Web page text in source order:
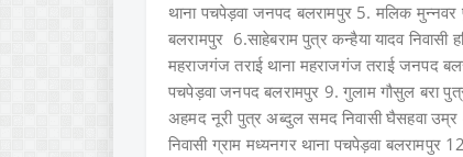
थाना पचपेड़वा जनपद बलरामपुर 5. मलिक मुन्नवर
बलरामपुर 6.साहेबराम पुत्र कन्हैया यादव निवासी
महराजगंज तराई थाना महराजगंज तराई जनपद
पचपेड़वा जनपद बलरामपुर 9. गुलाम गौसुल बरा
अहमद नूरी पुत्र अब्दुल समद निवासी घैसहवा उम्र
निवासी ग्राम मध्यनगर थाना पचपेड़वा बलरामपुर